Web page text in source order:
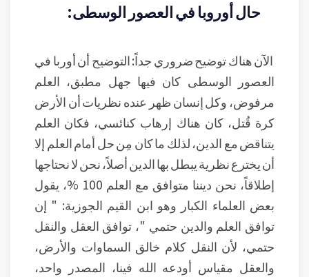
حال أوروبا في العصور الوسطى:
الآن هناك توضيح ضروري جداً: التوضيح أن أوربا في
العصور الوسطى كان فيها جهل مطبق، العلم
مرفوض، وكل إنسان ظهر عنده نظريات أن الأرض
كرة قُتل، كان هناك إرهاب كنائسي، فكان العلم
يتناقض مع الدين، لذلك ما كان مِن حل أمام العلم إلا
أن يخترع نظرية يبطل بها الدين أصلاً، نحن لا نحتاجها
إطلاقاً، نحن ديننا متوافق مع العلم 100 %، يقول
بعض العلماء الكبار وهو ابن القيم الجوزية: " إن
توافق العلم والدين حتمي "، توافق العقل والنقل
حتمي، لأن النقل كلام خالق السماوات والأرض،
والعقل مقياس أودعه الله فينا، المصدر واحد،